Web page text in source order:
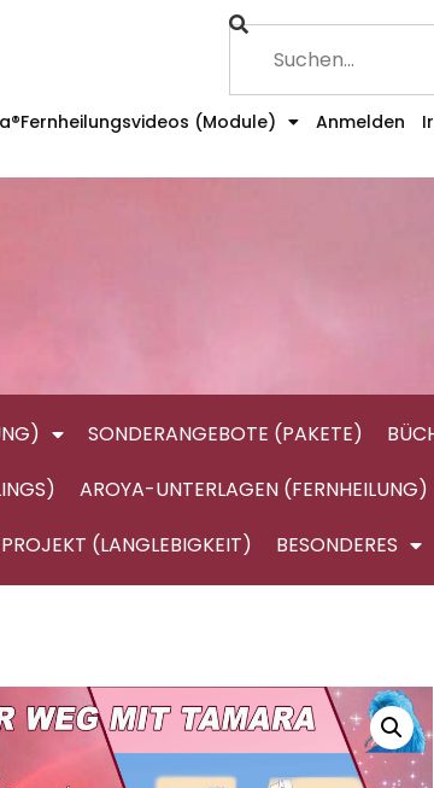
(Module) Anmelden
SONDERANGEBOTE (PAKETE)
AROYA-UNTERLAGEN (FERNHEILUNG)
(LANGLEBIGKEIT)
BESONDERES